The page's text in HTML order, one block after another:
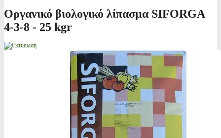
Οργανικό βιολογικό λίπασμα SIFORGA
4-3-8 - 25 kgr